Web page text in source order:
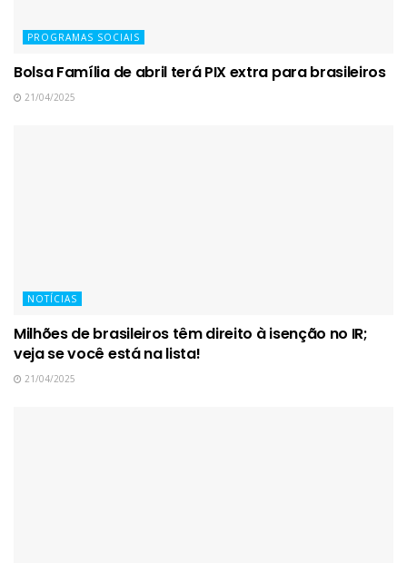
PROGRAMAS SOCIAIS
Bolsa Família de abril terá PIX extra para brasileiros
21/04/2025
NOTÍCIAS
Milhões de brasileiros têm direito à isenção no IR;
veja se você está na lista!
21/04/2025